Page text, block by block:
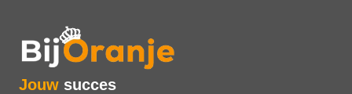
Jouw succes